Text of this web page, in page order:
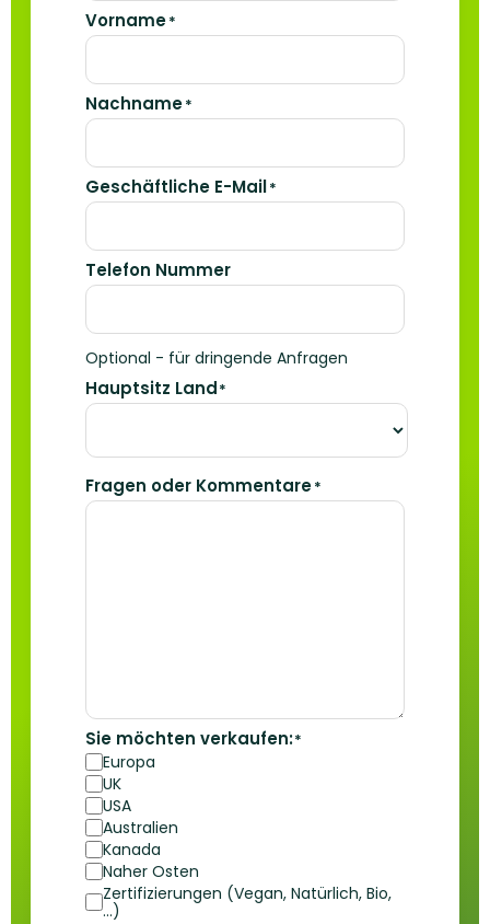
Vorname*
Nachname*
Geschäftliche E-Mail*
Telefon Nummer
Optional - für dringende Anfragen
Hauptsitz Land*
Fragen oder Kommentare*
Sie möchten verkaufen:*
Europa
UK
USA
Australien
Kanada
Naher Osten
Zertifizierungen (Vegan, Natürlich, Bio,
...)